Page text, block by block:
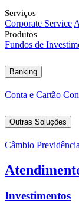
Serviços
Corporate Service
Produtos
Fundos de
Banking
Conta e Cartão
Outras Soluções
Câmbio
Investimentos